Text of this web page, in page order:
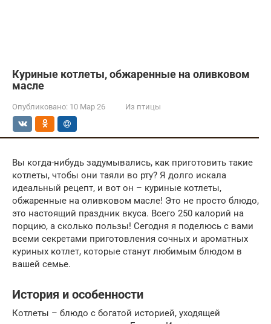
Куриные котлеты, обжаренные на оливковом
масле
Опубликовано: 10 Мар 26 Из птицы
Вы когда-нибудь задумывались, как приготовить такие
котлеты, чтобы они таяли во рту? Я долго искала
идеальный рецепт, и вот он – куриные котлеты,
обжаренные на оливковом масле! Это не просто блюдо,
это настоящий праздник вкуса. Всего 250 калорий на
порцию, а сколько пользы! Сегодня я поделюсь с вами
всеми секретами приготовления сочных и ароматных
куриных котлет, которые станут любимым блюдом в
вашей семье.
История и особенности
Котлеты – блюдо с богатой историей, уходящей